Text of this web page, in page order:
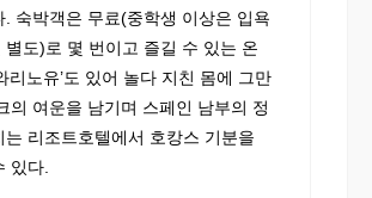
. 숙박객은 무료(중학생 이상은 입욕
별도)로 몇 번이고 즐길 수 있는 온
리노유’도 있어 놀다 지친 몸에 그만
의 여운을 남기며 스페인 남부의 정
는 리조트호텔에서 호캉스 기분을
있다.